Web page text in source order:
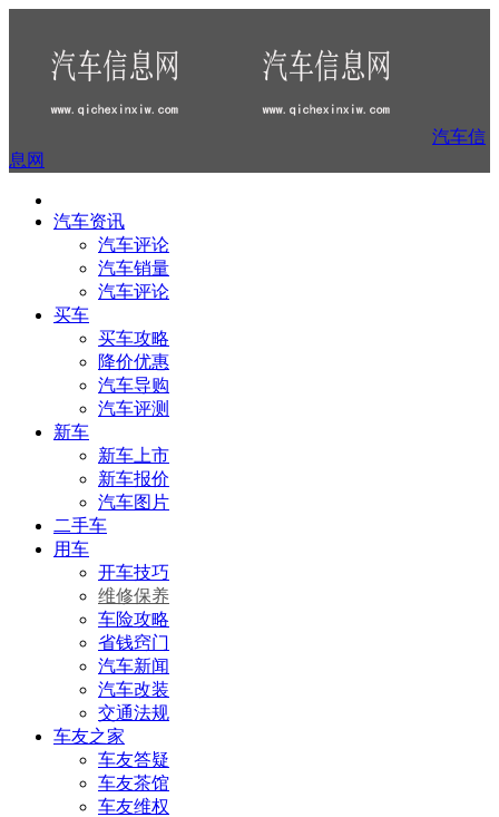
汽车信
息网
汽车资讯
汽车评论
汽车销量
汽车评论
买车
买车攻略
降价优惠
汽车导购
汽车评测
新车
新车上市
新车报价
汽车图片
二手车
用车
开车技巧
维修保养
车险攻略
省钱窍门
汽车新闻
汽车改装
交通法规
车友之家
车友答疑
车友茶馆
车友维权